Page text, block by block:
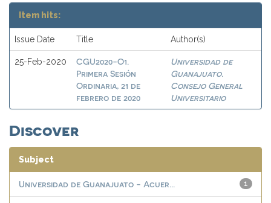
Item hits:
Issue Date Title Author(s)
25-Feb-2020
CGU2020-O1.
Primera Sesión
Ordinaria, 21 de
febrero de 2020
Universidad de
Guanajuato.
Consejo General
Universitario
Discover
Subject
1
Universidad de Guanajuato - Acuer...